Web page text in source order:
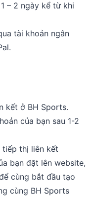
– 2 ngày kể từ khi
tài khoản ngân
kết ở BH Sports.
của bạn sau 1-2
thị liên kết
bạn đặt lên website,
cùng bắt đầu tạo
cùng BH Sports